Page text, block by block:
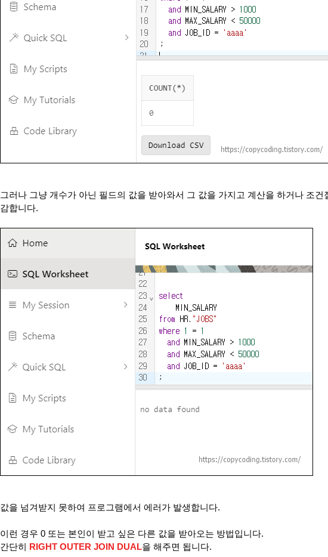
그러나 그냥 개수가 아닌 필드의 값을 받아와서 그 값을 가지고 계산을 하거나 조
감합니다.
값을 넘겨받지 못하여 프로그램에서 에러가 발생합니다.
이런 경우 0 또는 본인이 받고 싶은 다른 값을 받아오는 방법입니다.
간단히 RIGHT OUTER JOIN DUAL을 해주면 됩니다.